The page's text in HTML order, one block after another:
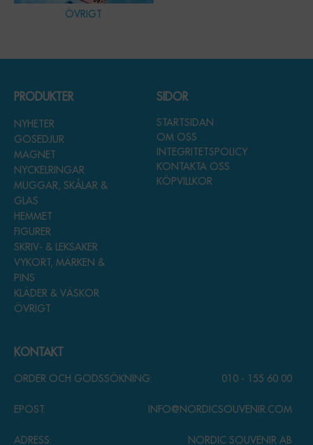
ÖVRIGT
PRODUKTER
NYHETER
GOSEDJUR
MAGNET
NYCKELRINGAR
MUGGAR, SKÅLAR &
GLAS
HEMMET
FIGURER
SKRIV- & LEKSAKER
VYKORT, MÄRKEN &
PINS
KLÄDER & VÄSKOR
ÖVRIGT
SIDOR
STARTSIDAN
OM OSS
INTEGRITETSPOLICY
KONTAKTA OSS
KÖPVILLKOR
KONTAKT
ORDER OCH GODSSÖKNING: 010 - 155 60 00
EPOST: INFO@NORDICSOUVENIR.COM
ADRESS: NORDIC SOUVENIR AB